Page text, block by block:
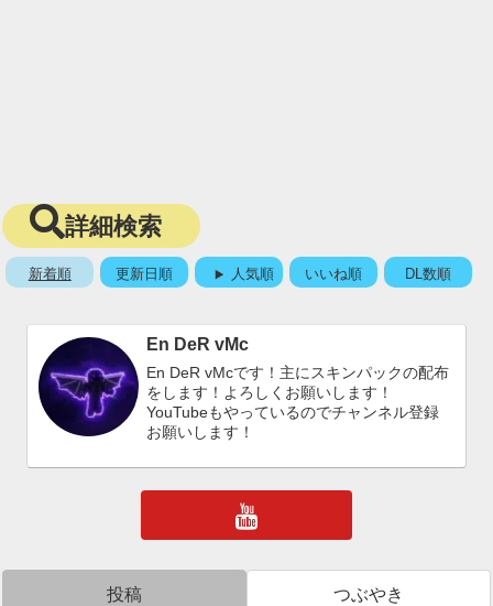
詳細検索
新着順 更新日順 人気順 いいね順 DL数順
En DeR vMc
En DeR vMcです！主にスキンパックの配布
をします！よろしくお願いします！
YouTubeもやっているのでチャンネル登録
お願いします！
投稿 つぶやき